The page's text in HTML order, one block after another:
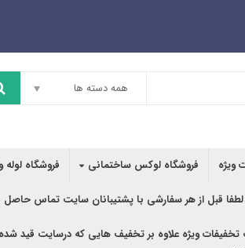
همه دسته ها
ویژه فروشگاه لوکس ساختمانی فروشگاه لوله
لطفا قبل از هر سفارشی با پشتیبانان سایت تماس حاصل
تخفیفات ویژه علاوه بر تخفیف هایی که درسایت قید